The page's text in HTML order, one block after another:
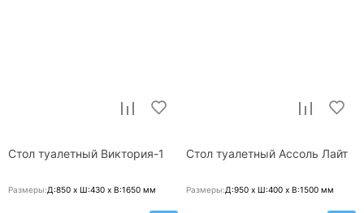
Стол туалетный Виктория-1
Размеры:Д:850 x Ш:430 x В:1650 мм
Стол туалетный Ассоль Лайт
Размеры:Д:950 x Ш:400 x В:1500 мм